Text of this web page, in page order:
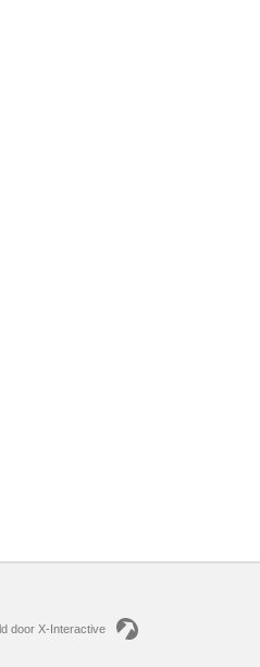
door X-Interactive